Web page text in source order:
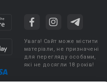
Увага! Сайт може містити
матеріали, не призначені
для перегляду особами,
які не досягли 18 років!